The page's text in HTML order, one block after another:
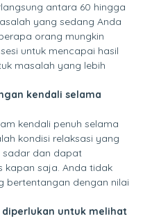
antara 60 hingga
yang sedang Anda
orang mungkin
untuk mencapai hasil
masalah yang lebih
kendali selama
kendali penuh selama
kondisi relaksasi yang
sadar dan dapat
kapan saja. Anda tidak
bertentangan dengan nilai
diperlukan untuk melihat